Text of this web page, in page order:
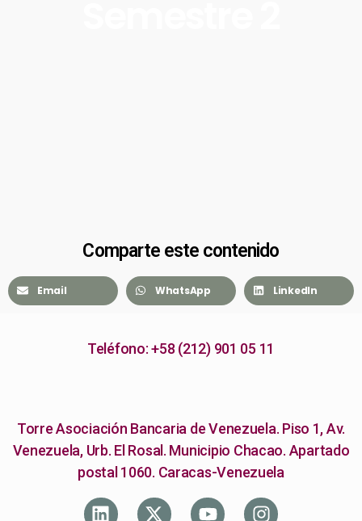
Comparte este contenido
Email WhatsApp LinkedIn
Teléfono: +58 (212) 901 05 11
Torre Asociación Bancaria de Venezuela. Piso 1, Av.
Venezuela, Urb. El Rosal. Municipio Chacao. Apartado
postal 1060. Caracas-Venezuela